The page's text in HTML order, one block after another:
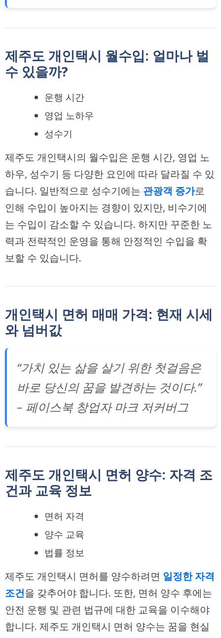
제주도 개인택시 월수입: 얼마나 벌
수 있을까?
운행 시간
영업 노하우
성수기
제주도 개인택시의 월수입은 운행 시간, 영업 노
하우, 성수기 등 다양한 요인에 따라 달라질 수 있
습니다. 일반적으로 성수기에는 관광객 증가로
인해 수입이 높아지는 경향이 있지만, 비수기에
는 수입이 감소할 수 있습니다. 하지만 꾸준한 노
력과 전략적인 운영을 통해 안정적인 수입을 확
보할 수 있습니다.
개인택시 면허 매매 가격: 현재 시세
와 넘버값
“가치 있는 삶을 살기 위한 첫걸음은
바로 당신의 꿈을 발견하는 것이다.”
– 페이스북 창업자 마크 저커버그
제주도 개인택시 면허 양수: 자격 조
건과 교육 정보
면허 자격
양수 교육
법률 정보
제주도 개인택시 면허를 양수하려면 일정한 자격
조건을 갖추어야 합니다. 또한, 면허 양수 후에는
안전 운행 및 관련 법규에 대한 교육을 이수해야
합니다. 제주도 개인택시 면허 양수는 꿈을 현실